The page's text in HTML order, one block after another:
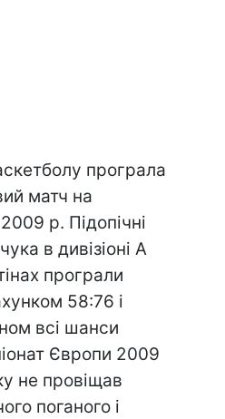
програла
матч на
р. Підопічні
в дивізіоні А
програли
58:76 і
всі шанси
Європи 2009
не провіщав
поганого і